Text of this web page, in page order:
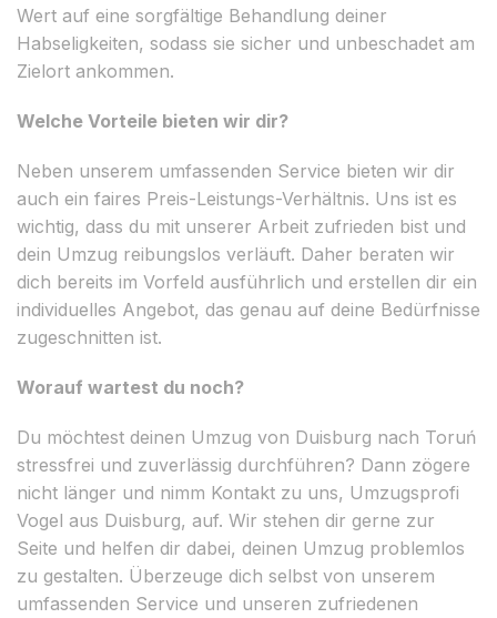
Wert auf eine sorgfältige Behandlung deiner
Habseligkeiten, sodass sie sicher und unbeschadet am
Zielort ankommen.
Welche Vorteile bieten wir dir?
Neben unserem umfassenden Service bieten wir dir
auch ein faires Preis-Leistungs-Verhältnis. Uns ist es
wichtig, dass du mit unserer Arbeit zufrieden bist und
dein Umzug reibungslos verläuft. Daher beraten wir
dich bereits im Vorfeld ausführlich und erstellen dir ein
individuelles Angebot, das genau auf deine Bedürfnisse
zugeschnitten ist.
Worauf wartest du noch?
Du möchtest deinen Umzug von Duisburg nach Toruń
stressfrei und zuverlässig durchführen? Dann zögere
nicht länger und nimm Kontakt zu uns, Umzugsprofi
Vogel aus Duisburg, auf. Wir stehen dir gerne zur
Seite und helfen dir dabei, deinen Umzug problemlos
zu gestalten. Überzeuge dich selbst von unserem
umfassenden Service und unseren zufriedenen